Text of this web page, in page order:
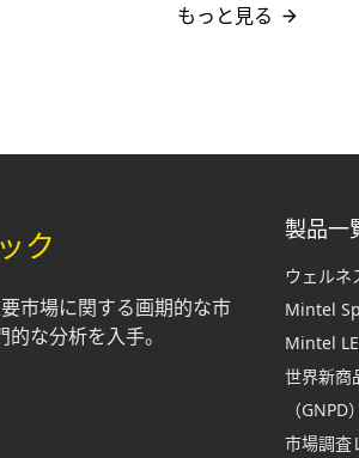
もっと見る
ク
市場に関する画期的な市
な分析を入手。
製品一
ウェルネ
Mintel
Mintel
世界新商
（GNPD）
市場調査